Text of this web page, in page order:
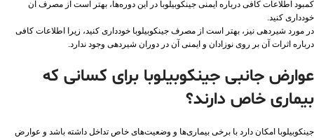
کمبود اطلاعات کافی درباره ایمنی جینکوبیلوبا در این دوره‌ها، بهتر است از مصرف آن
خودداری کنید.
در مورد شیردهی نیز، بهتر است از مصرف جینکوبیلوبا خودداری کنید، زیرا اطلاعات کافی
درباره اثرات آن بر روی نوزادان و ایمنی آن در دوران شیردهی وجود ندارد.
عوارض جانبی جینکوبیلوبا برای کسانی که
بیماری خاص دارند؟
جینکوبیلوبا امکان دارد با برخی بیماری‌ها و وضعیت‌های خاص تداخل داشته باشد و عوارض